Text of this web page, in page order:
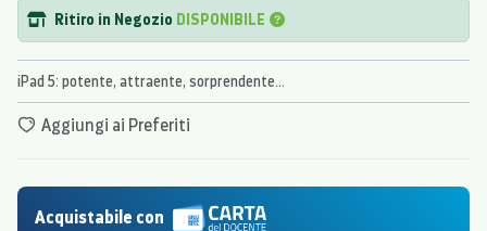
Ritiro in Negozio DISPONIBILE
iPad 5: potente, attraente, sorprendente...
Aggiungi ai Preferiti
Acquistabile con